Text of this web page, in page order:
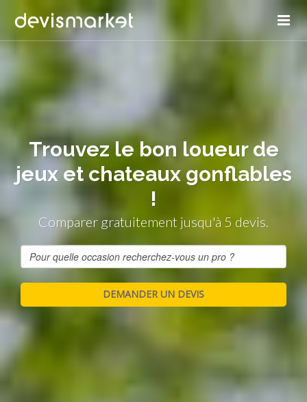
Trouvez le bon loueur de
jeux et chateaux gonflables
!
Comparer gratuitement jusqu'à 5 devis.